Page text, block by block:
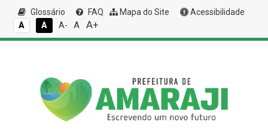
Glossário FAQ Mapa do Site
Acessibilidade
A
A A- A A+